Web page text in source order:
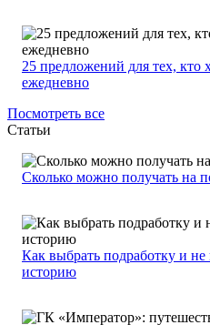
25 предложений для тех, кто
ежедневно
Посмотреть все
Статьи
Сколько можно получать на
Как выбрать подработку и
историю